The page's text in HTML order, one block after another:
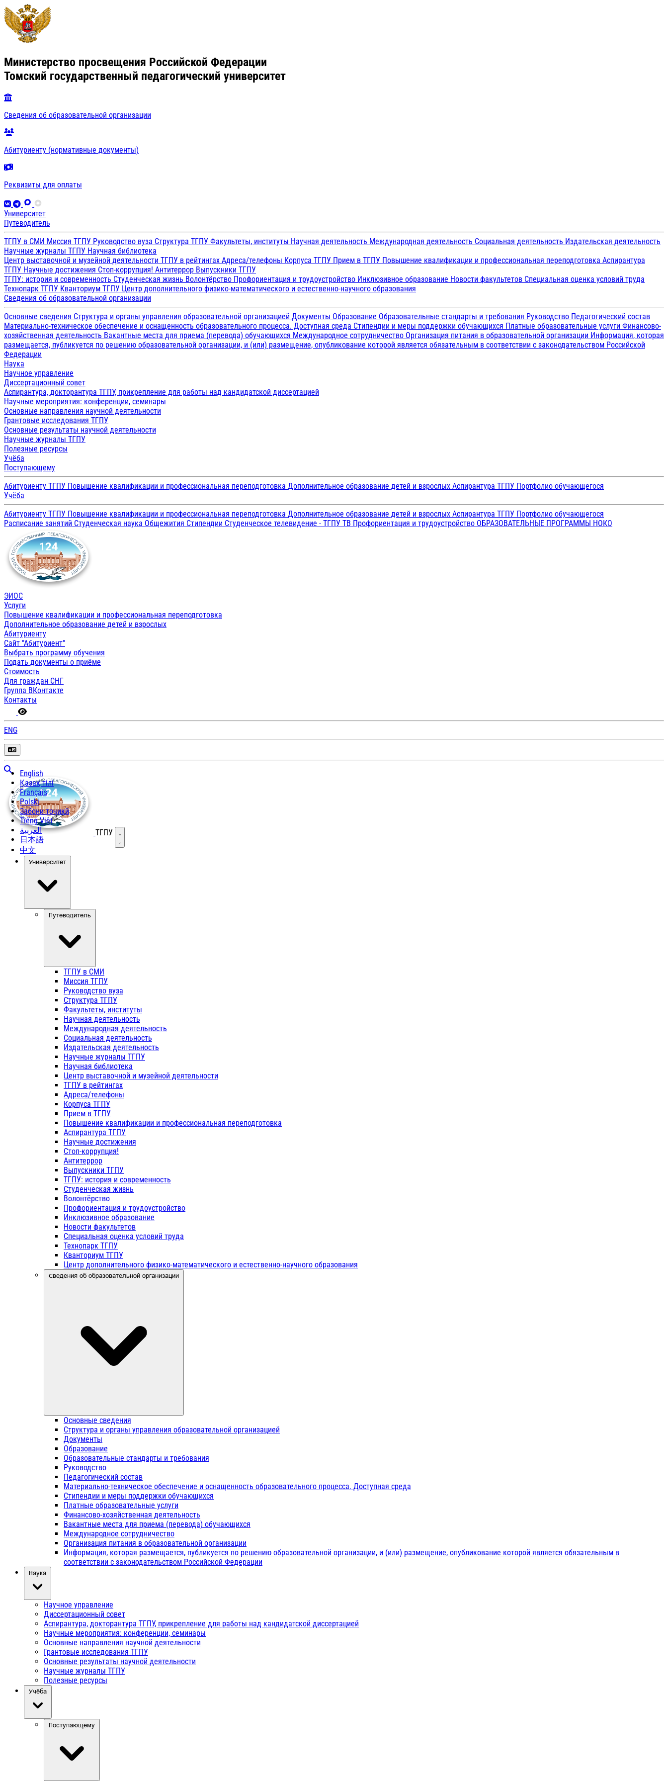
Министерство просвещения Российской Федерации
Томский государственный педагогический университет
Сведения об образовательной организации
Абитуриенту (нормативные документы)
Реквизиты для оплаты
Университет
Путеводитель
ТГПУ в СМИ Миссия ТГПУ Руководство вуза Структура ТГПУ Факультеты, институты Научная деятельность Международная деятельность Социальная деятельность Издательская деятельность
Научные журналы ТГПУ Научная библиотека
Центр выставочной и музейной деятельности ТГПУ в рейтингах Адреса/телефоны Корпуса ТГПУ Прием в ТГПУ Повышение квалификации и профессиональная переподготовка Аспирантура
ТГПУ Научные достижения Стоп-коррупция! Антитеррор Выпускники ТГПУ
ТГПУ: история и современность Студенческая жизнь Волонтёрство Профориентация и трудоустройство Инклюзивное образование Новости факультетов Специальная оценка условий труда
Технопарк ТГПУ Кванториум ТГПУ Центр дополнительного физико-математического и естественно-научного образования
Сведения об образовательной организации
Основные сведения Структура и органы управления образовательной организацией Документы Образование Образовательные стандарты и требования Руководство Педагогический состав
Материально-техническое обеспечение и оснащенность образовательного процесса. Доступная среда Стипендии и меры поддержки обучающихся Платные образовательные услуги Финансово-
хозяйственная деятельность Вакантные места для приема (перевода) обучающихся Международное сотрудничество Организация питания в образовательной организации Информация, которая
размещается, публикуется по решению образовательной организации, и (или) размещение, опубликование которой является обязательным в соответствии с законодательством Российской
Федерации
Наука
Научное управление
Диссертационный совет
Аспирантура, докторантура ТГПУ, прикрепление для работы над кандидатской диссертацией
Научные мероприятия: конференции, семинары
Основные направления научной деятельности
Грантовые исследования ТГПУ
Основные результаты научной деятельности
Научные журналы ТГПУ
Полезные ресурсы
Учёба
Поступающему
Абитуриенту ТГПУ Повышение квалификации и профессиональная переподготовка Дополнительное образование детей и взрослых Аспирантура ТГПУ Портфолио обучающегося
Учёба
Абитуриенту ТГПУ Повышение квалификации и профессиональная переподготовка Дополнительное образование детей и взрослых Аспирантура ТГПУ Портфолио обучающегося
Расписание занятий Студенческая наука Общежития Стипендии Студенческое телевидение - ТГПУ ТВ Профориентация и трудоустройство ОБРАЗОВАТЕЛЬНЫЕ ПРОГРАММЫ НОКО
ЭИОС
Услуги
Повышение квалификации и профессиональная переподготовка
Дополнительное образование детей и взрослых
Абитуриенту
Сайт "Абитуриент"
Выбрать программу обучения
Подать документы о приёме
Стоимость
Для граждан СНГ
Группа ВКонтакте
Контакты
ENG
English
Қазақ тілі
Français
Polski
Забони тоҷикӣ
Tiếng Việt
العربية
日本語
中文
ТГПУ Открыть меню
Университет
Путеводитель
ТГПУ в СМИ
Миссия ТГПУ
Руководство вуза
Структура ТГПУ
Факультеты, институты
Научная деятельность
Международная деятельность
Социальная деятельность
Издательская деятельность
Научные журналы ТГПУ
Научная библиотека
Центр выставочной и музейной деятельности
ТГПУ в рейтингах
Адреса/телефоны
Корпуса ТГПУ
Прием в ТГПУ
Повышение квалификации и профессиональная переподготовка
Аспирантура ТГПУ
Научные достижения
Стоп-коррупция!
Антитеррор
Выпускники ТГПУ
ТГПУ: история и современность
Студенческая жизнь
Волонтёрство
Профориентация и трудоустройство
Инклюзивное образование
Новости факультетов
Специальная оценка условий труда
Технопарк ТГПУ
Кванториум ТГПУ
Центр дополнительного физико-математического и естественно-научного образования
Сведения об образовательной организации
Основные сведения
Структура и органы управления образовательной организацией
Документы
Образование
Образовательные стандарты и требования
Руководство
Педагогический состав
Материально-техническое обеспечение и оснащенность образовательного процесса. Доступная среда
Стипендии и меры поддержки обучающихся
Платные образовательные услуги
Финансово-хозяйственная деятельность
Вакантные места для приема (перевода) обучающихся
Международное сотрудничество
Организация питания в образовательной организации
Информация, которая размещается, публикуется по решению образовательной организации, и (или) размещение, опубликование которой является обязательным в
соответствии с законодательством Российской Федерации
Наука
Научное управление
Диссертационный совет
Аспирантура, докторантура ТГПУ, прикрепление для работы над кандидатской диссертацией
Научные мероприятия: конференции, семинары
Основные направления научной деятельности
Грантовые исследования ТГПУ
Основные результаты научной деятельности
Научные журналы ТГПУ
Полезные ресурсы
Учёба
Поступающему